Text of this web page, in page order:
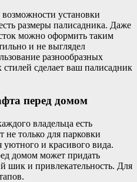
установки
размеры палисадника. Даже
можно оформить таким
и не выглядел
разнообразных
сделает ваш палисадник
перед домом
владельца есть
только для парковки
уютного и красивого вида.
домом может придать
шик и привлекательность. Для